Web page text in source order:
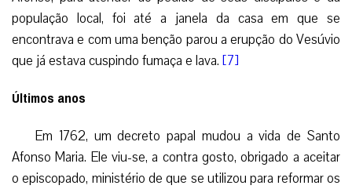
população local, foi até a janela da casa em que se
encontrava e com uma benção parou a erupção do Vesúvio
que já estava cuspindo fumaça e lava. [7]
Últimos anos
Em 1762, um decreto papal mudou a vida de Santo
Afonso Maria. Ele viu-se, a contra gosto, obrigado a aceitar
o episcopado, ministério de que se utilizou para reformar os